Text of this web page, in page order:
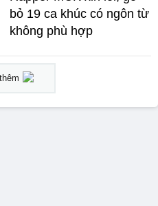
bỏ 19 ca khúc có ngôn từ
không phù hợp